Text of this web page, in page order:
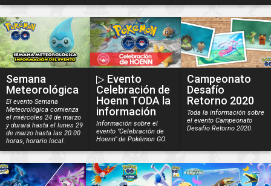
Semana
Meteorológica
El evento Semana
Meteorológica comienza
el miércoles 24 de marzo
y durará hasta el lunes 29
de marzo hasta las 20:00
horas, horario local.
▷ Evento
Celebración de
Hoenn TODA la
información
Información sobre el
evento "Celebración de
Hoenn" de Pokémon GO.
Campeonato
Desafío
Retorno 2020
Toda la información sobre
el evento Campeonato
Desafío Retorno 2020.